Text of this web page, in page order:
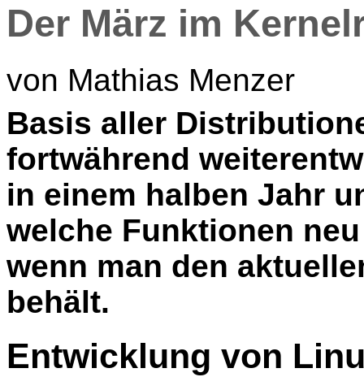
Der März im
von Mathias Menzer
Basis aller
fortwährend
in einem halben Jahr
welche Funktionen
wenn man den
behält.
Entwicklung von